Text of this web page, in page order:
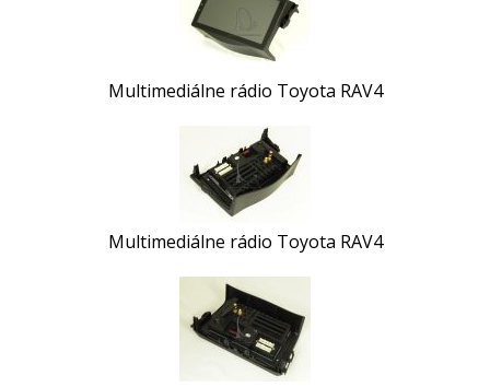
Multimediálne rádio Toyota RAV4
Multimediálne rádio Toyota RAV4